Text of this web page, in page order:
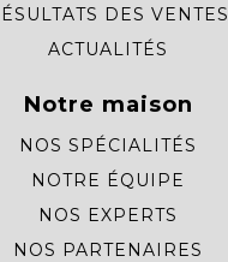
DES VENTES
ACTUALITÉS
Notre maison
NOS SPÉCIALITÉS
NOTRE ÉQUIPE
NOS EXPERTS
NOS PARTENAIRES